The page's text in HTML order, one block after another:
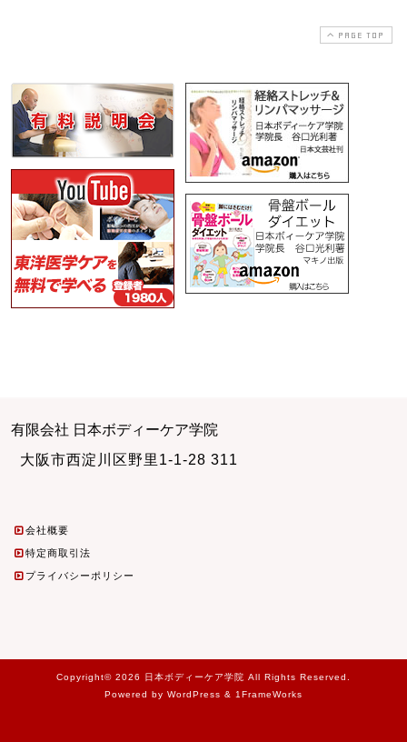
PAGE TOP
有限会社 日本ボディーケア学院
大阪市西淀川区野里1-1-28 311
会社概要
特定商取引法
プライバシーポリシー
Copyright© 2026 日本ボディーケア学院 All Rights Reserved.
Powered by WordPress & 1FrameWorks